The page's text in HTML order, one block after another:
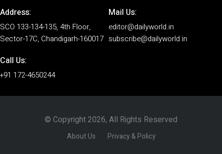
Address:
SCO 133-134-135, 4th Floor,
Sector-17C, Chandigarh-160017
Mail Us:
editor@dailyworld.in
subscribe@dailyworld.in
Call Us:
+91 172-4650244
© Copyright 2026, All Rights Reserved
About Us Privacy & Policy